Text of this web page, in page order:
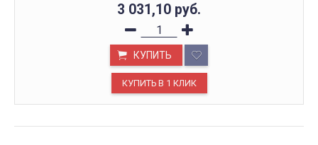
3 031,10 руб.
КУПИТЬ